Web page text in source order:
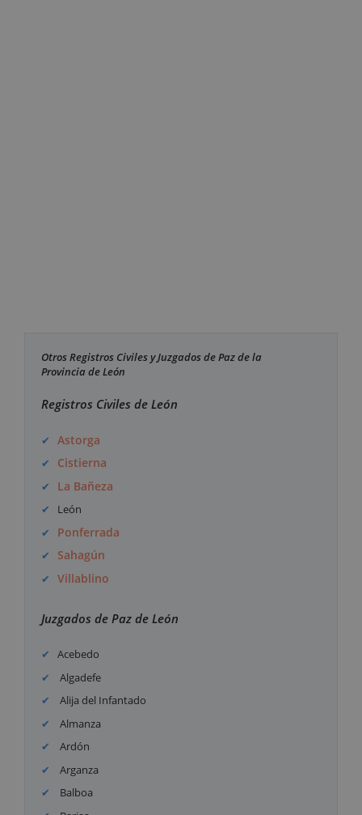
Otros Registros Civiles y Juzgados de Paz de la
Provincia de León
Registros Civiles de León
Astorga
Cistierna
La Bañeza
León
Ponferrada
Sahagún
Villablino
Juzgados de Paz de León
Acebedo
Algadefe
Alija del Infantado
Almanza
Ardón
Arganza
Balboa